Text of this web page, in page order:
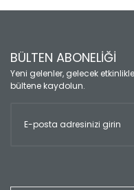
BÜLTEN ABONELİĞİ
Yeni gelenler, gelecek
bültene kaydolun.